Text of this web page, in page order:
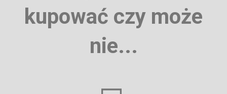
kupować czy może
nie...